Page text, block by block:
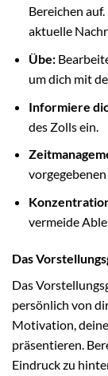
Bereichen
aktuelle
Übe:
um dich mit
Informiere
des Zolls ein.
vermeide
Das
Das
persönlich von
Motivation,
präsentieren.
Eindruck zu